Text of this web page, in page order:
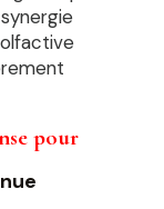
pour